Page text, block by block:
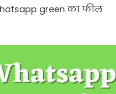
green का फील